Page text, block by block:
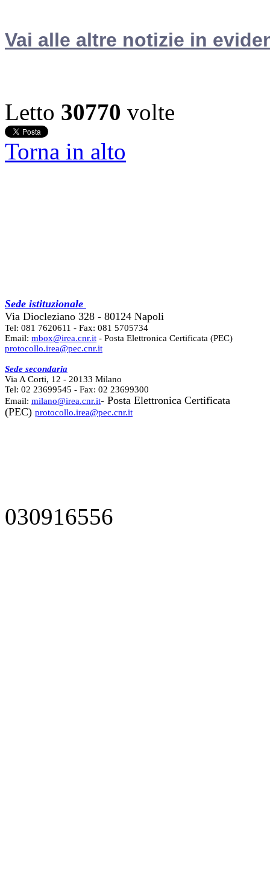
Vai alle altre notizie in
Letto 30770 volte
Torna in alto
Sede istituzionale
Via Diocleziano 328 - 80124 Napoli
Tel: 081 7620611 - Fax: 081 5705734
Email: mbox@irea.cnr.it - Posta Elettronica Certificata (PEC)
protocollo.irea@pec.cnr.it
Sede secondaria
Via A Corti, 12 - 20133 Milano
Tel: 02 23699545 - Fax: 02 23699300
Email: milano@irea.cnr.it- Posta Elettronica Certificata
(PEC) protocollo.irea@pec.cnr.it
030916556